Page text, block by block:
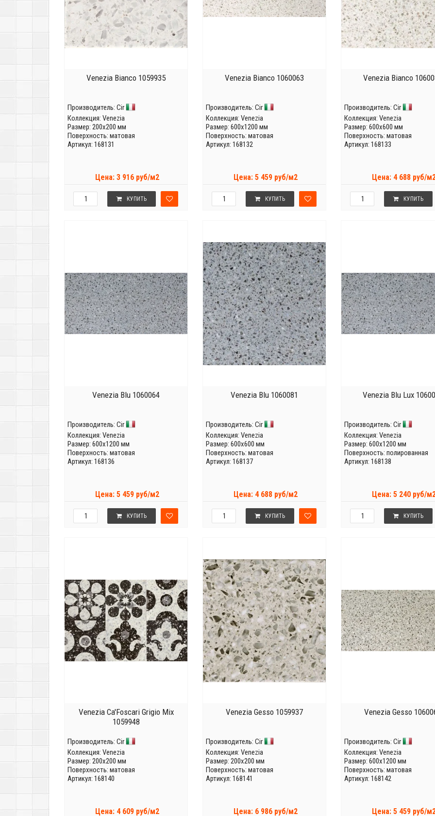
Venezia Bianco 1059935
Производитель: Cir
Коллекция: Venezia
Размер: 200x200 мм
Поверхность: матовая
Артикул: 168131
Цена: 3 916 руб/м2
КУПИТЬ
Venezia Bianco 1060063
Производитель: Cir
Коллекция: Venezia
Размер: 600x1200 мм
Поверхность: матовая
Артикул: 168132
Цена: 5 459 руб/м2
КУПИТЬ
Venezia Bianco
Производитель: Cir
Коллекция: Venezia
Размер: 600x600 мм
Поверхность: матовая
Артикул: 168133
Цена: 4 688 руб/
КУПИТЬ
Venezia Blu 1060064
Производитель: Cir
Коллекция: Venezia
Размер: 600x1200 мм
Поверхность: матовая
Артикул: 168136
Цена: 5 459 руб/м2
КУПИТЬ
Venezia Blu 1060081
Производитель: Cir
Коллекция: Venezia
Размер: 600x600 мм
Поверхность: матовая
Артикул: 168137
Цена: 4 688 руб/м2
КУПИТЬ
Venezia Blu Lux
Производитель: Cir
Коллекция: Venezia
Размер: 600x1200 мм
Поверхность: полированная
Артикул: 168138
Цена: 5 240 руб/
КУПИТЬ
Venezia Ca'Foscari Grigio Mix
1059948
Производитель: Cir
Коллекция: Venezia
Размер: 200x200 мм
Поверхность: матовая
Артикул: 168140
Цена: 4 609 руб/м2
Venezia Gesso 1059937
Производитель: Cir
Коллекция: Venezia
Размер: 200x200 мм
Поверхность: матовая
Артикул: 168141
Цена: 6 986 руб/м2
Venezia Gesso
Производитель: Cir
Коллекция: Venezia
Размер: 600x1200 мм
Поверхность: матовая
Артикул: 168142
Цена: 5 459 руб/